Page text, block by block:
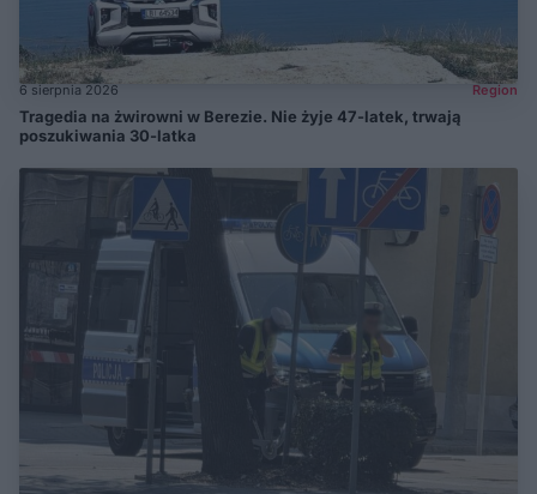
6 sierpnia 2026 Region
Tragedia na żwirowni w Berezie. Nie żyje 47-latek, trwają
poszukiwania 30-latka